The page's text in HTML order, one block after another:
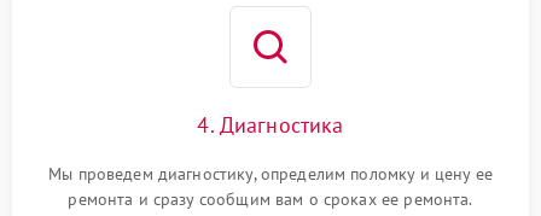
4. Диагностика
Мы проведем диагностику, определим поломку и цену ее
ремонта и сразу сообщим вам о сроках ее ремонта.